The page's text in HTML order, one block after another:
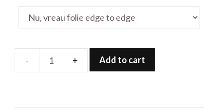
Folie
Add to cart